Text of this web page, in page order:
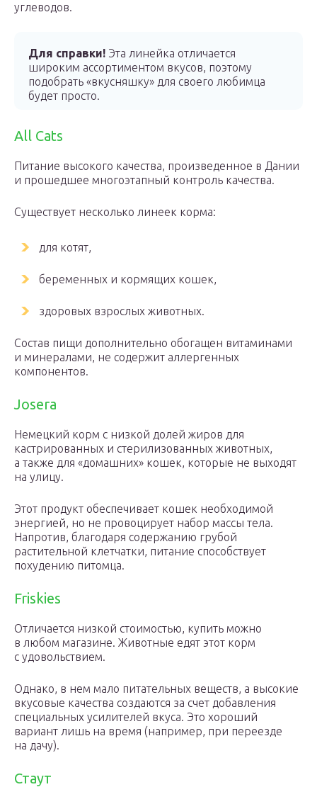
углеводов.
Для справки! Эта линейка отличается
широким ассортиментом вкусов, поэтому
подобрать «вкусняшку» для своего любимца
будет просто.
All Cats
Питание высокого качества, произведенное в Дании
и прошедшее многоэтапный контроль качества.
Существует несколько линеек корма:
для котят,
беременных и кормящих кошек,
здоровых взрослых животных.
Состав пищи дополнительно обогащен витаминами
и минералами, не содержит аллергенных
компонентов.
Josera
Немецкий корм с низкой долей жиров для
кастрированных и стерилизованных животных,
а также для «домашних» кошек, которые не выходят
на улицу.
Этот продукт обеспечивает кошек необходимой
энергией, но не провоцирует набор массы тела.
Напротив, благодаря содержанию грубой
растительной клетчатки, питание способствует
похудению питомца.
Friskies
Отличается низкой стоимостью, купить можно
в любом магазине. Животные едят этот корм
с удовольствием.
Однако, в нем мало питательных веществ, а высокие
вкусовые качества создаются за счет добавления
специальных усилителей вкуса. Это хороший
вариант лишь на время (например, при переезде
на дачу).
Стаут